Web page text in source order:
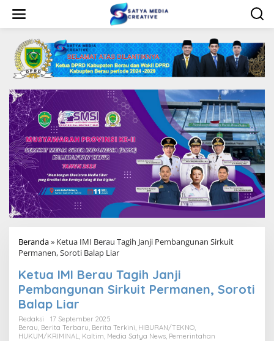
w
Beranda» Ketua IMI Berau Tagih Janji Pembangunan Sirkuit
Permanen, Soroti Balap Liar
Ketua IMI Berau Tagih Janji
Pembangunan Sirkuit Permanen, Soroti
Balap Liar
Redaksi
17 September 2025
Berau Berita Terbaru Berita Terkini HIBURAN/TEKNO
HUKUM/KRIMINAL
Kaltim Media Satya News Pemerintahan